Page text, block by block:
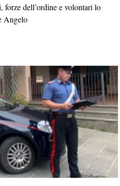
dell’ordine e volontari lo
Angelo